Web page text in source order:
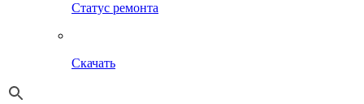
Статус ремонта
Скачать